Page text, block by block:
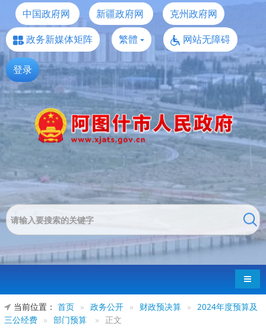
中国政府网 新疆政府网
克州政府网
政务新媒体矩阵
繁體 网站无障碍
登录
导航
当前位置： 首页 » 政务公开 » 财政预决算 »
2024年度预算及
三公经费 » 部门预算 » 正文